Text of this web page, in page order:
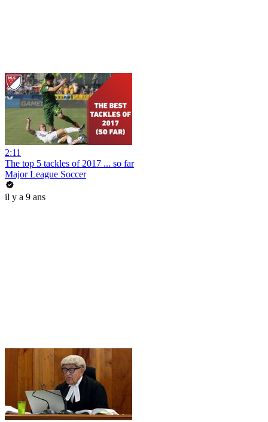
2:11
The top 5 tackles of 2017 ... so far
Major League Soccer
il y a 9 ans